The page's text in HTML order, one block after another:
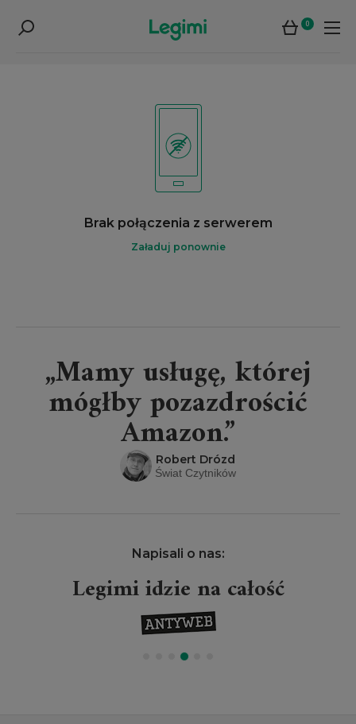
0
Brak połączenia z serwerem
Załaduj ponownie
„Mamy usługę, której
mógłby pozazdrościć
Amazon.”
Robert Drózd
Świat Czytników
Napisali o nas:
Legimi idzie na całość